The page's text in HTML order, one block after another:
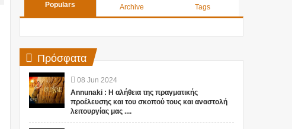
Populars Archive Tags
Πρόσφατα
08 Jun 2024
Annunaki : Η αλήθεια της πραγματικής
προέλευσης και του σκοπού τους και αναστολή
λειτουργίας μας ....